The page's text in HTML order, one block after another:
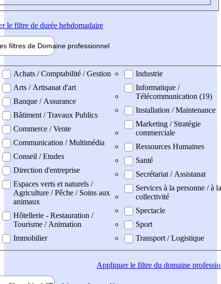
le filtre de durée hebdomadaire
filtres de Domaine professionnel
professionel
Achats / Comptabilité / Gestion
Arts / Artisanat d'art
Banque / Assurance
Bâtiment / Travaux Publics
Commerce / Vente
Communication / Multimédia
Conseil / Etudes
Direction d'entreprise
Espaces verts et naturels /
Agriculture / Pêche / Soins aux
animaux
Hôtellerie - Restauration /
Tourisme / Animation
Immobilier
Industrie
Informatique /
Télécommunication (19)
Installation / Maintenance
Marketing / Stratégie
commerciale
Ressources Humaines
Santé
Secrétariat / Assistanat
Services à la personne / à la
collectivité
Spectacle
Sport
Transport / Logistique
Appliquerle filtre du domaine